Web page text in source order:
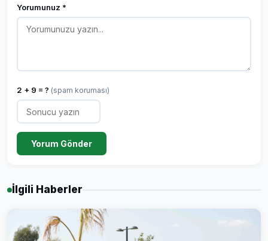
Yorumunuz *
2 + 9 = ? (spam koruması)
Yorum Gönder
İlgili Haberler